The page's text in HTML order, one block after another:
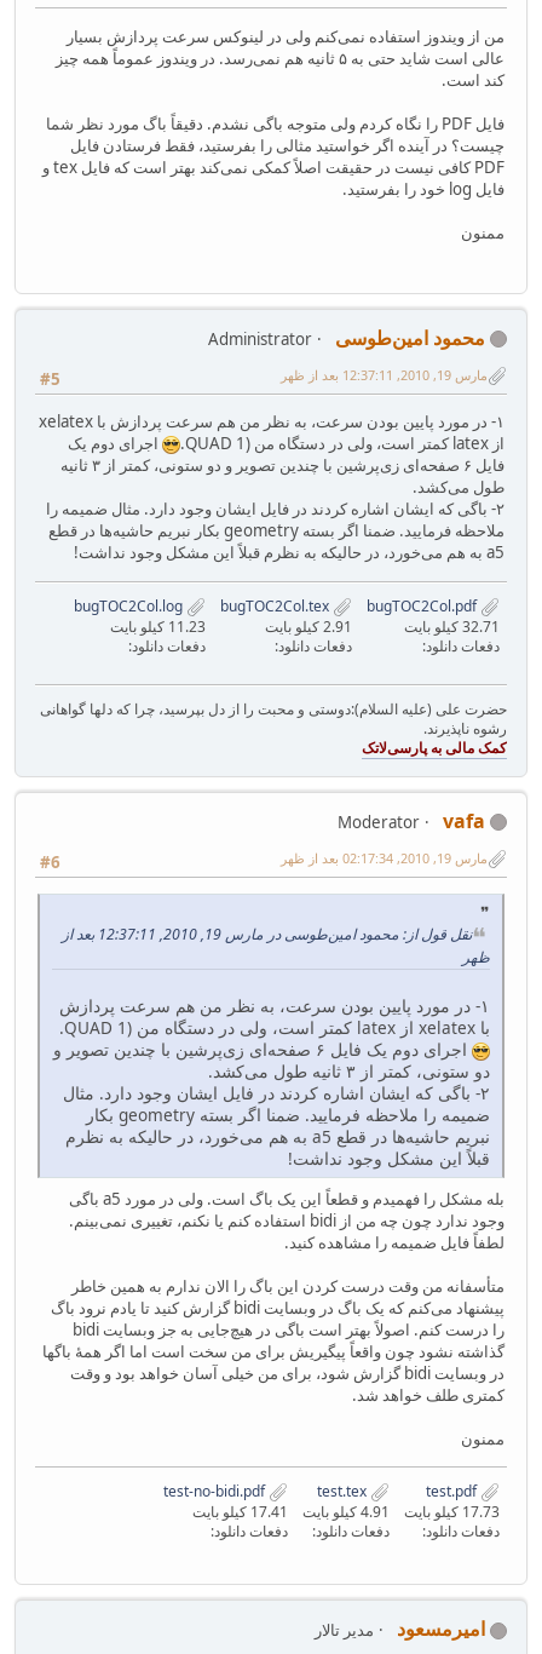
من از ویندوز استفاده نمی‌کنم ولی در لینوکس سرعت پردازش بسیار
عالی است شاید حتی به ۵ ثانیه هم نمی‌رسد. در ویندوز عموماً همه چیز
کند است.
فایل PDF را نگاه کردم ولی متوجه باگی نشدم. دقیقاً باگ مورد نظر شما
چیست؟ در آینده اگر خواستید مثالی را بفرستید، فقط فرستادن فایل
PDF کافی نیست در حقیقت اصلاً کمکی نمی‌کند بهتر است که فایل tex و
فایل log خود را بفرستید.
ممنون
محمود امین‌طوسی
Administrator
#5
مارس 19, 2010, 12:37:11 بعد از ظهر
۱- در مورد پایین بودن سرعت، به نظر من هم سرعت پردازش با xelatex
از latex کمتر است، ولی در دستگاه من (QUAD 1.
اجرای دوم یک
فایل ۶ صفحه‌ای زی‌پرشین با چندین تصویر و دو ستونی، کمتر از ۳ ثانیه
طول می‌کشد.
۲- باگی که ایشان اشاره کردند در فایل ایشان وجود دارد. مثال ضمیمه را
ملاحظه فرمایید. ضمنا اگر بسته geometry بکار نبریم حاشیه‌ها در قطع
a5 به هم می‌خورد، در حالیکه به نظرم قبلاً این مشکل وجود نداشت!
bugTOC2Col.pdf
32.71 کیلو بایت
دفعات دانلود:
2.91 کیلو بایت
دفعات دانلود:
11.23 کیلو بایت
دفعات دانلود:
حضرت علی (علیه السلام):دوستی و محبت را از دل بپرسید، چرا که دلها گواهانی
رشوه ناپذیرند.
vafa
Moderator
#6
مارس 19, 2010, 02:17:34 بعد از ظهر
نقل قول از: محمود امین‌طوسی در مارس 19, 2010, 12:37:11 بعد از
ظهر
۱- در مورد پایین بودن سرعت، به نظر من هم سرعت پردازش
با xelatex از latex کمتر است، ولی در دستگاه من (QUAD 1.
اجرای دوم یک فایل ۶ صفحه‌ای زی‌پرشین با چندین تصویر و
دو ستونی، کمتر از ۳ ثانیه طول می‌کشد.
۲- باگی که ایشان اشاره کردند در فایل ایشان وجود دارد. مثال
ضمیمه را ملاحظه فرمایید. ضمنا اگر بسته geometry بکار
نبریم حاشیه‌ها در قطع a5 به هم می‌خورد، در حالیکه به نظرم
قبلاً این مشکل وجود نداشت!
بله مشکل را فهمیدم و قطعاً این یک باگ است. ولی در مورد a5 باگی
وجود ندارد چون چه من از bidi استفاده کنم یا نکنم، تغییری نمی‌بینم.
لطفاً فایل ضمیمه را مشاهده کنید.
متأسفانه من وقت درست کردن این باگ را الان ندارم به همین خاطر
پیشنهاد می‌کنم که یک باگ در وبسایت bidi گزارش کنید تا یادم نرود باگ
را درست کنم. اصولاً بهتر است باگی در هیچ‌جایی به جز وبسایت bidi
گذاشته نشود چون واقعاً پیگیریش برای من سخت است اما اگر همهٔ باگها
در وبسایت bidi گزارش شود، برای من خیلی آسان خواهد بود و وقت
کمتری طلف خواهد شد.
ممنون
test.pdf
17.73 کیلو بایت
دفعات دانلود:
4.91 کیلو بایت
دفعات دانلود:
test-no-bidi.pdf
17.41 کیلو بایت
دفعات دانلود:
امیرمسعود
مدیر تالار